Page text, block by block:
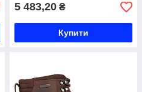
5 483,20 ₴
Купити